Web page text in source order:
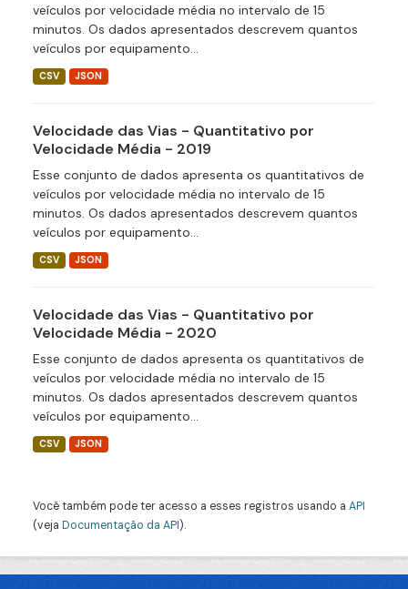
veículos por velocidade média no intervalo de 15
minutos. Os dados apresentados descrevem quantos
veículos por equipamento...
CSV JSON
Velocidade das Vias - Quantitativo por
Velocidade Média - 2019
Esse conjunto de dados apresenta os quantitativos de
veículos por velocidade média no intervalo de 15
minutos. Os dados apresentados descrevem quantos
veículos por equipamento...
CSV JSON
Velocidade das Vias - Quantitativo por
Velocidade Média - 2020
Esse conjunto de dados apresenta os quantitativos de
veículos por velocidade média no intervalo de 15
minutos. Os dados apresentados descrevem quantos
veículos por equipamento...
CSV JSON
Você também pode ter acesso a esses registros usando a API
(veja Documentação da API).